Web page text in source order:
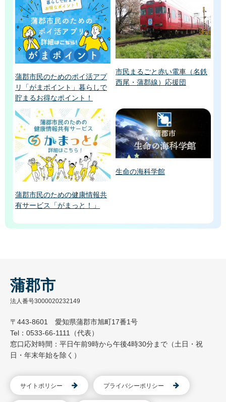
蒲郡市民のためのポイ活アプ
リ「がまポイント」暮らしで
貯まるお得なポイント！
市民まるごと赤い電車（名鉄
西尾・蒲郡線）応援団
蒲郡市民のための健康情報共
有サービス「がまっと！」
生命の海科学館
蒲郡市
法人番号3000020232149
〒443-8601 愛知県蒲郡市旭町17番1号
Tel：0533-66-1111（代表）
窓口応対時間：平日午前9時から午後4時30分まで（土日・祝
日・年末年始を除く）
サイトポリシー プライバシーポリシー